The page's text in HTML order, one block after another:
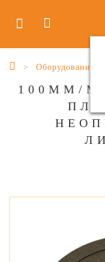
Оборудование
100ММ/